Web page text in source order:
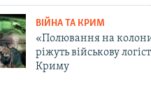
ВІЙНА ТА КРИМ
«Полювання на
ріжуть військову
Криму